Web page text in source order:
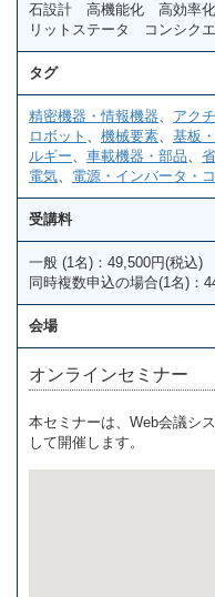
石設計 高機能化 高効率
リットステータ コンシク
タグ
精密機器・情報機器、 アク
ロボット 、 機械要素、 基板
ルギー、 車載機器・部品、
電気、 電源・インバータ・
受講料
一般 (1名)：49,500円(税込)
同時複数申込の場合(1名)：
会場
オンラインセミナー
本セミナーは、Web会議シ
して開催します。